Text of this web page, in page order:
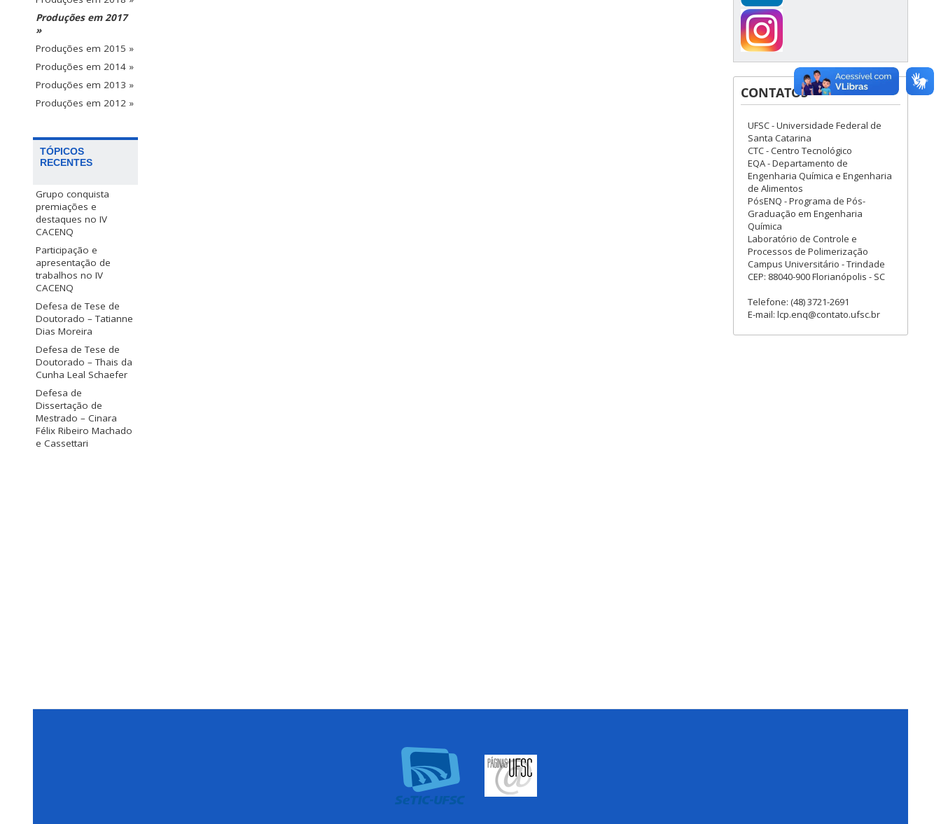
Produções em 2017
»
Produções em 2015 »
Produções em 2014 »
Produções em 2013 »
Produções em 2012 »
TÓPICOS
RECENTES
Grupo conquista
premiações e
destaques no IV
CACENQ
Participação e
apresentação de
trabalhos no IV
CACENQ
Defesa de Tese de
Doutorado – Tatianne
Dias Moreira
Defesa de Tese de
Doutorado – Thais da
Cunha Leal Schaefer
Defesa de
Dissertação de
Mestrado – Cinara
Félix Ribeiro Machado
e Cassettari
CONTATOS
UFSC - Universidade Federal de
Santa Catarina
CTC - Centro Tecnológico
EQA - Departamento de
Engenharia Química e Engenharia
de Alimentos
PósENQ - Programa de Pós-
Graduação em Engenharia
Química
Laboratório de Controle e
Processos de Polimerização
Campus Universitário - Trindade
CEP: 88040-900 Florianópolis - SC
Telefone: (48) 3721-2691
E-mail: lcp.enq@contato.ufsc.br